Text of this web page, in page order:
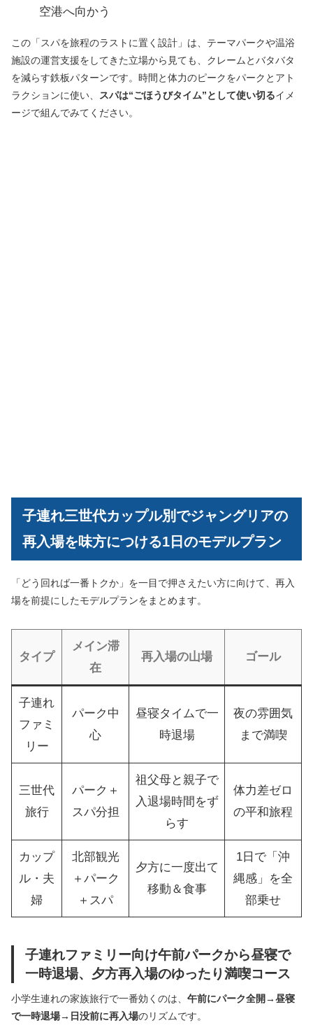
空港へ向かう
この「スパを旅程のラストに置く設計」は、テーマパークや温浴
施設の運営支援をしてきた立場から見ても、クレームとバタバタ
を減らす鉄板パターンです。時間と体力のピークをパークとアト
ラクションに使い、
スパは“ごほうびタイム”として使い切るイメ
ージで組んでみてください。
子連れ三世代カップル別でジャングリアの
再入場を味方につける1日のモデルプラン
「どう回れば一番トクか」を一目で押さえたい方に向けて、再入
場を前提にしたモデルプランをまとめます。
タイプ
メイン滞
在
再入場の山場 ゴール
子連れ
ファミ
リー
パーク中
心
昼寝タイムで一
時退場
夜の雰囲気
まで満喫
三世代
旅行
パーク＋
スパ分担
祖父母と親子で
入退場時間をず
らす
体力差ゼロ
の平和旅程
カップ
ル・夫
婦
北部観光
＋パーク
＋スパ
夕方に一度出て
移動＆食事
1日で「沖
縄感」を全
部乗せ
子連れファミリー向け午前パークから昼寝で
一時退場、夕方再入場のゆったり満喫コース
小学生連れの家族旅行で一番効くのは、 午前にパーク全開→昼寝
で一時退場→日没前に再入場のリズムです。